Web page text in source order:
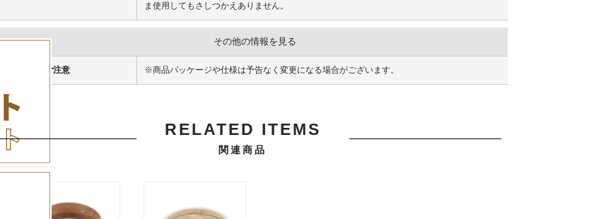
ま使用してもさしつかえありません。
その他の情報を見る
ご注意 ※商品パッケージや仕様は予告なく変更になる場合がございます。
RELATED ITEMS
関連商品